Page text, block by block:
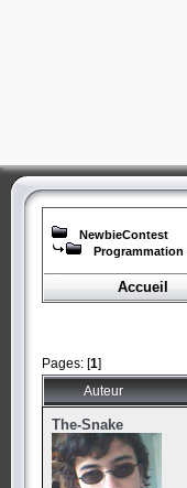
NewbieContest
Programmation
Accueil
Pages: [1]
Auteur
The-Snake